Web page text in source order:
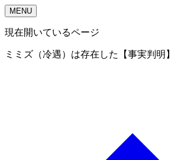
MENU
現在開いているページ
ミミズ（冷遇）は存在した【事実判明】